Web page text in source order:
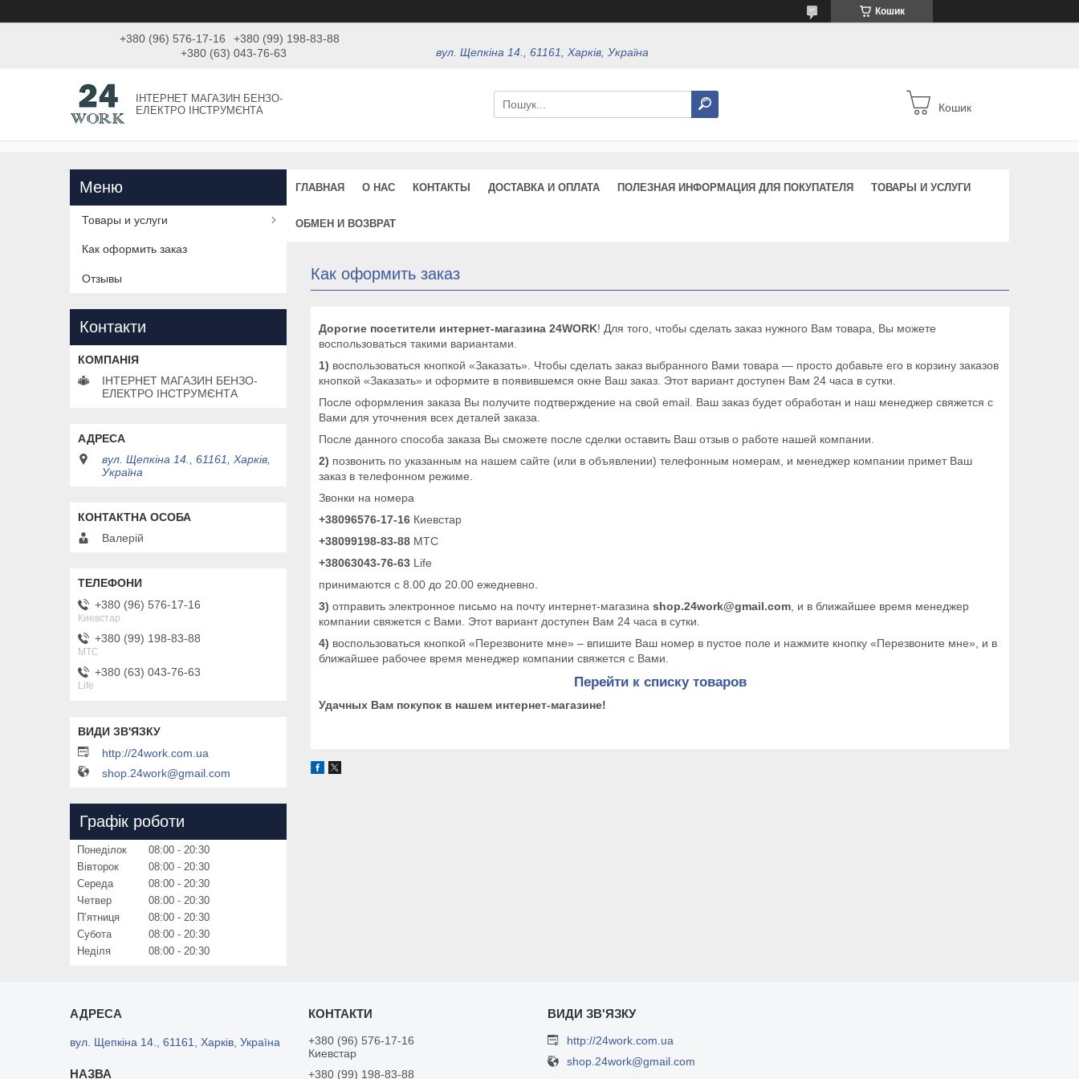
Кошик
+380 (96) 576-17-16
+380 (99) 198-83-88
+380 (63) 043-76-63
вул. Щепкіна 14., 61161, Харків, Україна
ІНТЕРНЕТ МАГАЗИН БЕНЗО-
ЕЛЕКТРО ІНСТРУМЄНТА
Кошик
ГЛАВНАЯ О НАС КОНТАКТЫ ДОСТАВКА И ОПЛАТА ПОЛЕЗНАЯ ИНФОРМАЦИЯ ДЛЯ ПОКУПАТЕЛЯ ТОВАРЫ И УСЛУГИ
ОБМЕН И ВОЗВРАТ
Как оформить заказ
Дорогие посетители интернет-магазина 24WORK! Для того, чтобы сделать заказ нужного Вам товара, Вы можете
воспользоваться такими вариантами.
1) воспользоваться кнопкой «Заказать». Чтобы сделать заказ выбранного Вами товара ― просто добавьте его в корзину заказов
кнопкой «Заказать» и оформите в появившемся окне Ваш заказ. Этот вариант доступен Вам 24 часа в сутки.
После оформления заказа Вы получите подтверждение на свой email. Ваш заказ будет обработан и наш менеджер свяжется с
Вами для уточнения всех деталей заказа.
После данного способа заказа Вы сможете после сделки оставить Ваш отзыв о работе нашей компании.
2) позвонить по указанным на нашем сайте (или в объявлении) телефонным номерам, и менеджер компании примет Ваш
заказ в телефонном режиме.
Звонки на номера
+38096576-17-16 Киевстар
+38099198-83-88 MTC
+38063043-76-63 Life
принимаются с 8.00 до 20.00 ежедневно.
3) отправить электронное письмо на почту интернет-магазина shop.24work@gmail.com , и в ближайшее время менеджер
компании свяжется с Вами. Этот вариант доступен Вам 24 часа в сутки.
4) воспользоваться кнопкой «Перезвоните мне» – впишите Ваш номер в пустое поле и нажмите кнопку «Перезвоните мне», и в
ближайшее рабочее время менеджер компании свяжется с Вами.
Перейти к списку товаров
Удачных Вам покупок в нашем интернет-магазине!
Товары и услуги
Как оформить заказ
Отзывы
Контакти
ІНТЕРНЕТ МАГАЗИН БЕНЗО-
ЕЛЕКТРО ІНСТРУМЄНТА
вул. Щепкіна 14., 61161, Харків,
Україна
Валерій
+380 (96) 576-17-16
Киевстар
+380 (99) 198-83-88
MTC
+380 (63) 043-76-63
Life
http://24work.com.ua
shop.24work@gmail.com
Графік роботи
Понеділок 08:00
20:30
Вівторок
08:00
20:30
Середа
08:00
20:30
Четвер
08:00
20:30
Пʼятниця
08:00
20:30
Субота
08:00
20:30
Неділя
08:00 20:30
вул. Щепкіна 14., 61161, Харків, Україна
+380 (96) 576-17-16
Киевстар
+380 (99) 198-83-88
http://24work.com.ua
shop.24work@gmail.com